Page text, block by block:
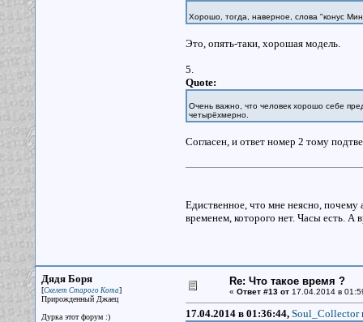
Хорошо, тогда, наверное, слова "конус
Это, опять-таки, хорошая модель.
5.
Quote:
Очень важно, что человек хорошо себе
четырёхмерно.
Согласен, и ответ номер 2 тому
Едиственное, что мне неясно,
временем, которого нет. Часы есть. А
Дядя Боря
[Скелет Старого Кота]
Прирожденный Джаец
Дурка этот форум :)
Re: Что такое время ?
« Ответ #13 от17.04.2014 в
17.04.2014 в 01:36:44, Soul_Collector